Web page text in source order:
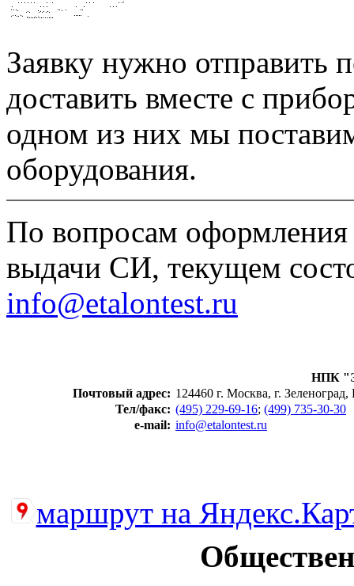
Заявку нужно отправить
доставить вместе с
одном из них мы
оборудования.
По вопросам оформления
выдачи СИ, текущем
info@etalontest.ru
НПК
Почтовый адрес: 124460 г. Москва, г.
Тел/факс: (495) 229-69-16; (499) 735-30-30
e-mail: info@etalontest.ru
маршрут на